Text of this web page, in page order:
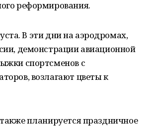
реформирования.
В эти дни на аэродромах,
демонстрации авиационной
спортсменов с
возлагают цветы к
планируется праздничное